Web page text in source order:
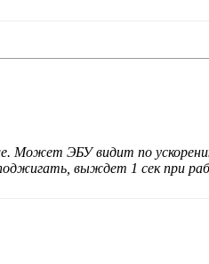
Может ЭБУ видит по
выждет 1 сек при